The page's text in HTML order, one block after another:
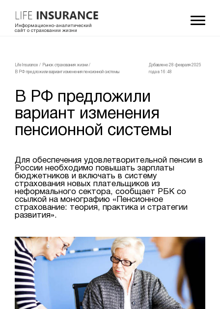
Информационно-аналитический
сайт о страховании жизни
LifeInsurance / Рынок страхования жизни /
В РФ предложили вариант изменения пенсионной системы
Добавлено 28 февраля 2025
года в 16:48
В РФ предложили
вариант изменения
пенсионной системы
Для обеспечения удовлетворительной пенсии в
России необходимо повышать зарплаты
бюджетников и включать в систему
страхования новых плательщиков из
неформального сектора, сообщает РБК со
ссылкой на монографию «Пенсионное
страхование: теория, практика и стратегии
развития».